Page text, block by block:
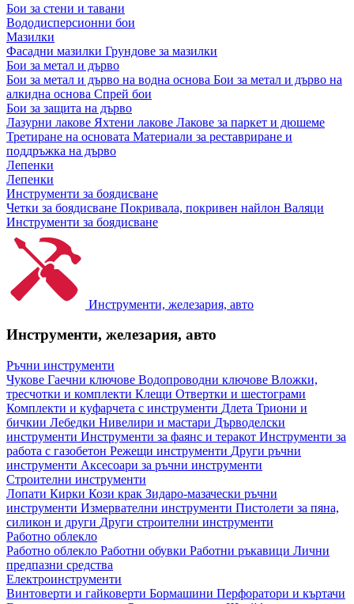
Бои за стени и тавани
Вододисперсионни бои
Мазилки
Фасадни мазилки Грундове за мазилки
Бои за метал и дърво
Бои за метал и дърво на водна основа Бои за метал и дърво на
алкидна основа Спрей бои
Бои за защита на дърво
Лазурни лакове Яхтени лакове Лакове за паркет и дюшеме
Третиране на основата Материали за реставриране и
поддръжка на дърво
Лепенки
Лепенки
Инструменти за боядисване
Четки за боядисване Покривала, покривен найлон Валяци
Инструменти за боядисване
Инструменти, железария, авто
Инструменти, железария, авто
Ръчни инструменти
Чукове Гаечни ключове Водопроводни ключове Вложки,
тресчотки и комплекти Клещи Отвертки и шестограми
Комплекти и куфарчета с инструменти Длета Триони и
бичкии Лебедки Нивелири и мастари Дърводелски
инструменти Инструменти за фаянс и теракот Инструменти за
работа с газобетон Режещи инструменти Други ръчни
инструменти Аксесоари за ръчни инструменти
Строителни инструменти
Лопати Кирки Кози крак Зидаро-мазачески ръчни
инструменти Измервателни инструменти Пистолети за пяна,
силикон и други Други строителни инструменти
Работно облекло
Работно облекло Работни обувки Работни ръкавици Лични
предпазни средства
Електроинструменти
Винтоверти и гайковерти Бормашини Перфоратори и къртачи